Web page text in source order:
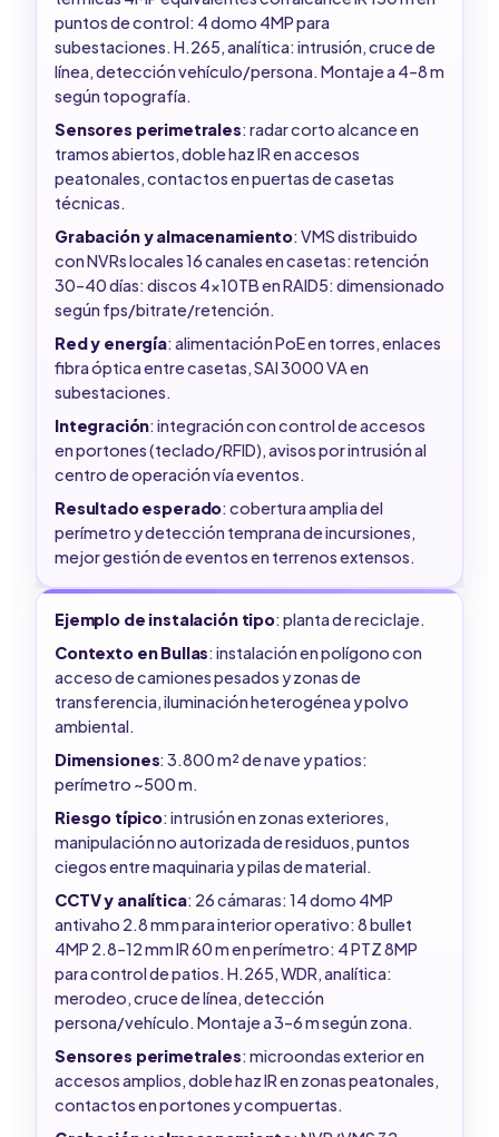
puntos de control: 4 domo 4MP para
subestaciones. H.265, analítica: intrusión, cruce de
línea, detección vehículo/persona. Montaje a 4–8 m
según topografía.
Sensores perimetrales: radar corto alcance en
tramos abiertos, doble haz IR en accesos
peatonales, contactos en puertas de casetas
técnicas.
Grabación y almacenamiento: VMS distribuido
con NVRs locales 16 canales en casetas: retención
30–40 días: discos 4x10TB en RAID5: dimensionado
según fps/bitrate/retención.
Red y energía: alimentación PoE en torres, enlaces
fibra óptica entre casetas, SAI 3000 VA en
subestaciones.
Integración: integración con control de accesos
en portones (teclado/RFID), avisos por intrusión al
centro de operación vía eventos.
Resultado esperado: cobertura amplia del
perímetro y detección temprana de incursiones,
mejor gestión de eventos en terrenos extensos.
Ejemplo de instalación tipo: planta de reciclaje.
Contexto en Bullas: instalación en polígono con
acceso de camiones pesados y zonas de
transferencia, iluminación heterogénea y polvo
ambiental.
Dimensiones: 3.800 m² de nave y patios:
perímetro ~500 m.
Riesgo típico: intrusión en zonas exteriores,
manipulación no autorizada de residuos, puntos
ciegos entre maquinaria y pilas de material.
CCTV y analítica: 26 cámaras: 14 domo 4MP
antivaho 2.8 mm para interior operativo: 8 bullet
4MP 2.8–12 mm IR 60 m en perímetro: 4 PTZ 8MP
para control de patios. H.265, WDR, analítica:
merodeo, cruce de línea, detección
persona/vehículo. Montaje a 3–6 m según zona.
Sensores perimetrales: microondas exterior en
accesos amplios, doble haz IR en zonas peatonales,
contactos en portones y compuertas.